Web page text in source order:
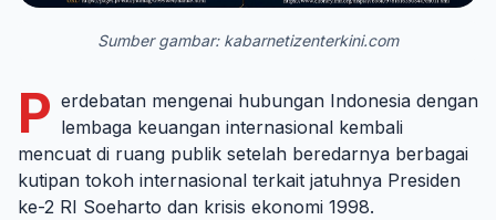
Sumber gambar: kabarnetizenterkini.com
P erdebatan mengenai hubungan Indonesia dengan
lembaga keuangan internasional kembali
mencuat di ruang publik setelah beredarnya berbagai
kutipan tokoh internasional terkait jatuhnya Presiden
ke-2 RI Soeharto dan krisis ekonomi 1998.